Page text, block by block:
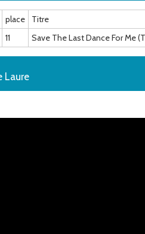
place
Titre
11 Save The Last Dance For Me
Laure